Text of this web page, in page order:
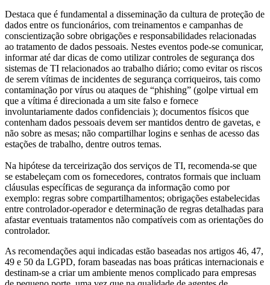
Destaca que é fundamental a disseminação da cultura de proteção de
dados entre os funcionários, com treinamentos e campanhas de
conscientização sobre obrigações e responsabilidades relacionadas
ao tratamento de dados pessoais. Nestes eventos pode-se comunicar,
informar até dar dicas de como utilizar controles de segurança dos
sistemas de TI relacionados ao trabalho diário; como evitar os riscos
de serem vítimas de incidentes de segurança corriqueiros, tais como
contaminação por vírus ou ataques de “phishing” (golpe virtual em
que a vítima é direcionada a um site falso e fornece
involuntariamente dados confidenciais ); documentos físicos que
contenham dados pessoais devem ser mantidos dentro de gavetas, e
não sobre as mesas; não compartilhar logins e senhas de acesso das
estações de trabalho, dentre outros temas.
Na hipótese da terceirização dos serviços de TI, recomenda-se que
se estabeleçam com os fornecedores, contratos formais que incluam
cláusulas específicas de segurança da informação como por
exemplo: regras sobre compartilhamentos; obrigações estabelecidas
entre controlador-operador e determinação de regras detalhadas para
afastar eventuais tratamentos não compatíveis com as orientações do
controlador.
As recomendações aqui indicadas estão baseadas nos artigos 46, 47,
49 e 50 da LGPD, foram baseadas nas boas práticas internacionais e
destinam-se a criar um ambiente menos complicado para empresas